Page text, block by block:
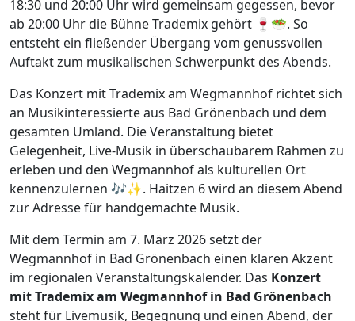
18:30 und 20:00 Uhr wird gemeinsam gegessen, bevor
ab 20:00 Uhr die Bühne Trademix gehört 🍷🥗. So
entsteht ein fließender Übergang vom genussvollen
Auftakt zum musikalischen Schwerpunkt des Abends.
Das Konzert mit Trademix am Wegmannhof richtet sich
an Musikinteressierte aus Bad Grönenbach und dem
gesamten Umland. Die Veranstaltung bietet
Gelegenheit, Live-Musik in überschaubarem Rahmen zu
erleben und den Wegmannhof als kulturellen Ort
kennenzulernen 🎶✨. Haitzen 6 wird an diesem Abend
zur Adresse für handgemachte Musik.
Mit dem Termin am 7. März 2026 setzt der
Wegmannhof in Bad Grönenbach einen klaren Akzent
im regionalen Veranstaltungskalender. Das Konzert
mit Trademix am Wegmannhof in Bad Grönenbach
steht für Livemusik, Begegnung und einen Abend, der